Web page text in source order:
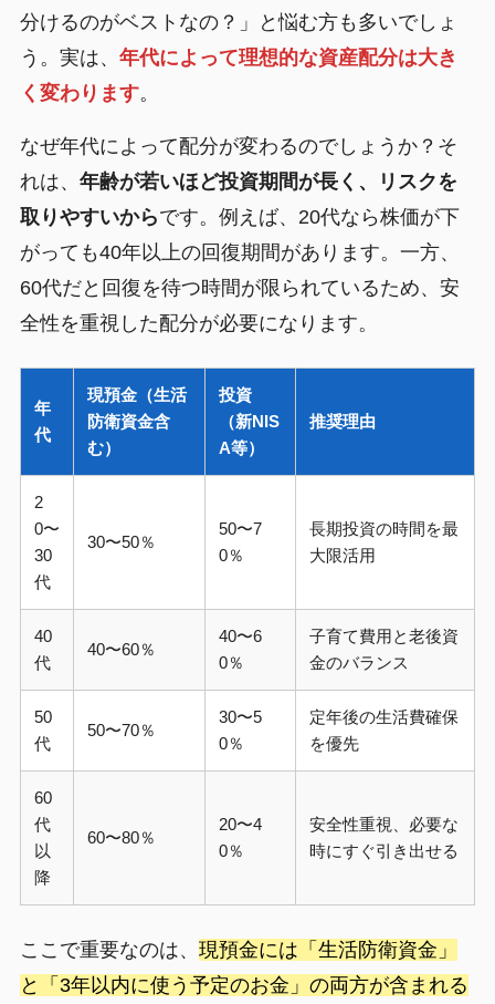
分けるのがベストなの？」と悩む方も多いでしょ
う。実は、 年代によって理想的な資産配分は大き
く変わります。
なぜ年代によって配分が変わるのでしょうか？そ
れは、 年齢が若いほど投資期間が長く、リスクを
取りやすいからです。例えば、20代なら株価が下
がっても40年以上の回復期間があります。一方、
60代だと回復を待つ時間が限られているため、安
全性を重視した配分が必要になります。
年
代
現預金（生活
防衛資金含
む）
投資
（新NIS
A等）
推奨理由
2
0〜
30
代
30〜50％
50〜7
0％
長期投資の時間を最
大限活用
40
代
40〜60％
40〜6
0％
子育て費用と老後資
金のバランス
50
代
50〜70％
30〜5
0％
定年後の生活費確保
を優先
60
代
以
降
60〜80％
20〜4
0％
安全性重視、必要な
時にすぐ引き出せる
ここで重要なのは、 現預金には「生活防衛資金」
と「3年以内に使う予定のお金」の両方が含まれる